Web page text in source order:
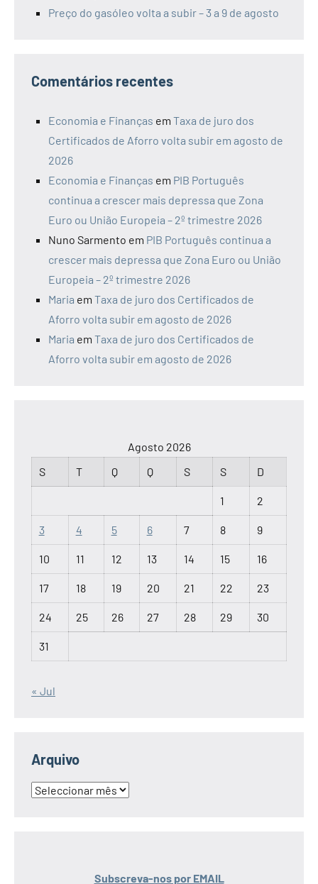
Preço do gasóleo volta a subir – 3 a 9 de agosto
Comentários recentes
Economia e Finanças em Taxa de juro dos
Certificados de Aforro volta subir em agosto de
2026
Economia e Finanças em PIB Português
continua a crescer mais depressa que Zona
Euro ou União Europeia – 2º trimestre 2026
Nuno Sarmento em PIB Português continua a
crescer mais depressa que Zona Euro ou União
Europeia – 2º trimestre 2026
Maria em Taxa de juro dos Certificados de
Aforro volta subir em agosto de 2026
Maria em Taxa de juro dos Certificados de
Aforro volta subir em agosto de 2026
Agosto 2026
S
T Q Q S S D
1 2
3 4 5 6 7 8 9
10 11 12 13 14 15 16
17 18 19 20 21 22 23
24 25 26 27 28 29 30
31
« Jul
Arquivo
Arquivo
Subscreva-nos por EMAIL